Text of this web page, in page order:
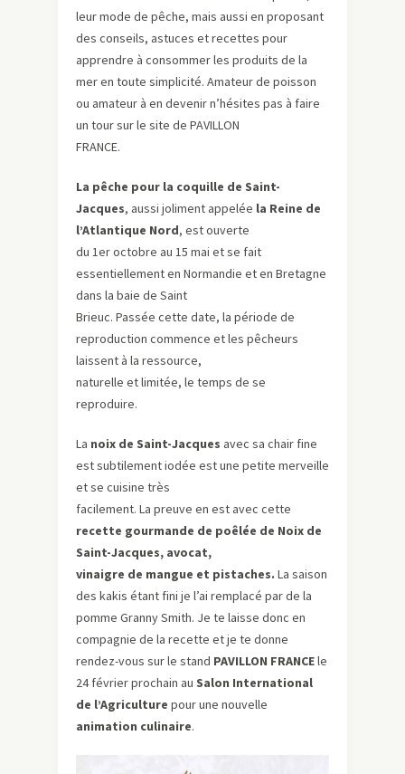
leur mode de pêche, mais aussi en proposant
des conseils, astuces et recettes pour
apprendre à consommer les produits de la
mer en toute simplicité. Amateur de poisson
ou amateur à en devenir n’hésites pas à faire
un tour sur le site de PAVILLON
FRANCE.
La pêche pour la coquille de Saint-
Jacques, aussi joliment appelée la Reine de
l’Atlantique Nord, est ouverte
du 1er octobre au 15 mai et se fait
essentiellement en Normandie et en Bretagne
dans la baie de Saint
Brieuc. Passée cette date, la période de
reproduction commence et les pêcheurs
laissent à la ressource,
naturelle et limitée, le temps de se
reproduire.
La noix de Saint-Jacques avec sa chair fine
est subtilement iodée est une petite merveille
et se cuisine très
facilement. La preuve en est avec cette
recette gourmande de poêlée de Noix de
Saint-Jacques, avocat,
vinaigre de mangue et pistaches. La saison
des kakis étant fini je l’ai remplacé par de la
pomme Granny Smith. Je te laisse donc en
compagnie de la recette et je te donne
rendez-vous sur le stand PAVILLON FRANCEle
24 février prochain au Salon International
de l’Agriculture pour une nouvelle
animation culinaire.